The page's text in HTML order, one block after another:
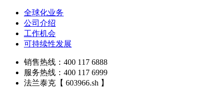
全球化业务
公司介绍
工作机会
可持续性发展
销售热线：400 117 6888
服务热线：400 117 6999
法兰泰克【 603966.sh 】